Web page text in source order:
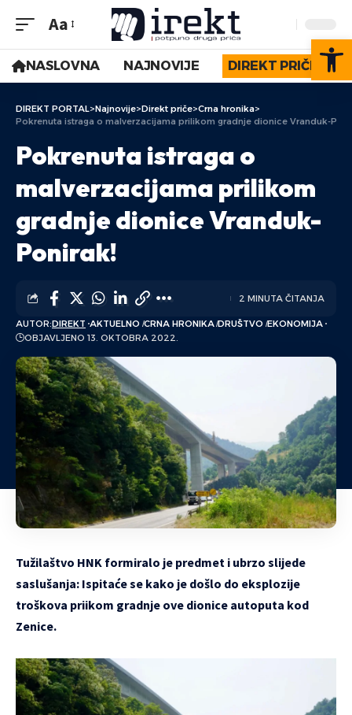
Aa
NASLOVNA NAJNOVIJE DIREKT PRIČE
DIREKT PORTAL>Najnovije>Direkt priče>Crna hronika>
Pokrenuta istraga o malverzacijama prilikom gradnje dionice Vranduk-
Pokrenuta istraga o
malverzacijama prilikom
gradnje dionice Vranduk-
Ponirak!
AUTOR:DIREKT AKTUELNO CRNA HRONIKA DRUŠTVO EKONOMIJA
OBJAVLJENO 13. OKTOBRA 2022.
2 MINUTA ČITANJA
Tužilaštvo HNK formiralo je predmet i ubrzo slijede
saslušanja: Ispitaće se kako je došlo do eksplozije
troškova priikom gradnje ove dionice autoputa kod
Zenice.